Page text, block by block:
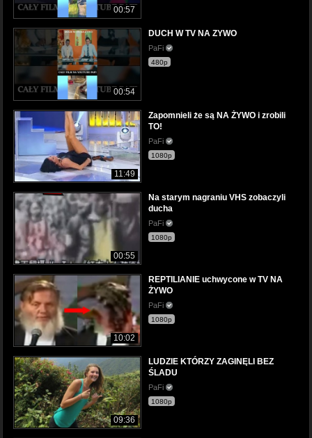
00:57
00:54
DUCH W TV NA ZYWO
PaFi
480p
11:49
Zapomnieli że są NA ŻYWO i zrobili
TO!
PaFi
1080p
00:55
Na starym nagraniu VHS zobaczyli
ducha
PaFi
1080p
10:02
REPTILIANIE uchwycone w TV NA
ŻYWO
PaFi
1080p
09:36
LUDZIE KTÓRZY ZAGINĘLI BEZ
ŚLADU
PaFi
1080p